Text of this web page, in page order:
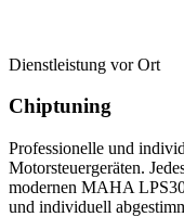
Dienstleistung vor Ort
Chiptuning
Professionelle und
Motorsteuergeräten.
modernen MAHA
und individuell